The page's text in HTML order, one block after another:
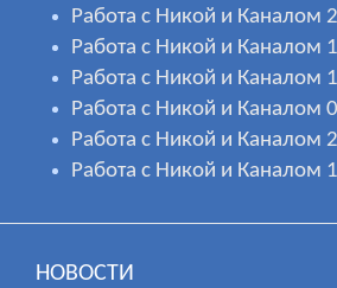
Работа с Никой и Каналом
Работа с Никой и Каналом
Работа с Никой и Каналом
Работа с Никой и Каналом
Работа с Никой и Каналом
Работа с Никой и Каналом
НОВОСТИ